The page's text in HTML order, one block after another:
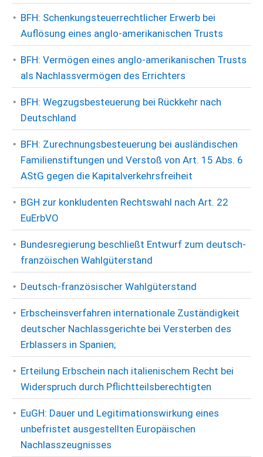
BFH: Schenkungsteuerrechtlicher Erwerb bei
Auflösung eines anglo-amerikanischen Trusts
BFH: Vermögen eines anglo-amerikanischen Trusts
als Nachlassvermögen des Errichters
BFH: Wegzugsbesteuerung bei Rückkehr nach
Deutschland
BFH: Zurechnungsbesteuerung bei ausländischen
Familienstiftungen und Verstoß von Art. 15 Abs. 6
AStG gegen die Kapitalverkehrsfreiheit
BGH zur konkludenten Rechtswahl nach Art. 22
EuErbVO
Bundesregierung beschließt Entwurf zum deutsch-
franzöischen Wahlgüterstand
Deutsch-französischer Wahlgüterstand
Erbscheinsverfahren internationale Zuständigkeit
deutscher Nachlassgerichte bei Versterben des
Erblassers in Spanien;
Erteilung Erbschein nach italienischem Recht bei
Widerspruch durch Pflichtteilsberechtigten
EuGH: Dauer und Legitimationswirkung eines
unbefristet ausgestellten Europäischen
Nachlasszeugnisses